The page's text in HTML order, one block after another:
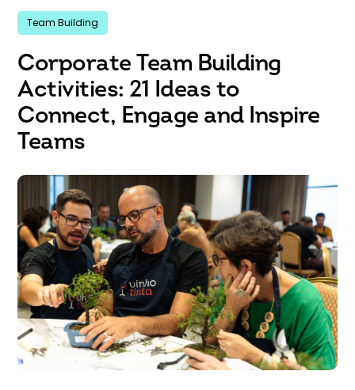
Team Building
Corporate Team Building
Activities: 21 Ideas to
Connect, Engage and Inspire
Teams